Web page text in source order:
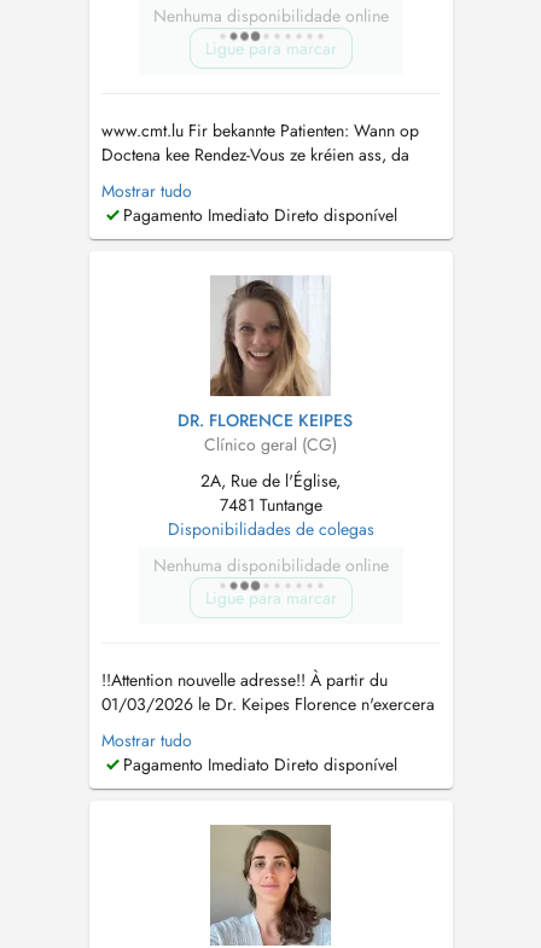
Nenhuma disponibilidade online
Ligue para marcar
www.cmt.lu Fir bekannte Patienten: Wann op
Doctena kee Rendez-Vous ze kréien ass, da
rufft eis gären un. Pour patients connus: Si
vous ne trouvez pas de rendez-vous sur
Doctena, n'hésitez pas de nous appeler....
Mostrar tudo
Pagamento Imediato Direto disponível
DR. FLORENCE KEIPES
Clínico geral (CG)
2A, Rue de l'Église,
7481 Tuntange
Disponibilidades de colegas
Nenhuma disponibilidade online
Ligue para marcar
!!Attention nouvelle adresse!! À partir du
01/03/2026 le Dr. Keipes Florence n'exercera
plus au Cabinet Médical Steinsel, mais au
Centre Médical Tënten 2A, rue de l'Eglise L
7481 Tuntange Tel : 26 39 63 Fax : 26 39 63
remplace également le...
Mostrar tudo
Pagamento Imediato Direto disponível